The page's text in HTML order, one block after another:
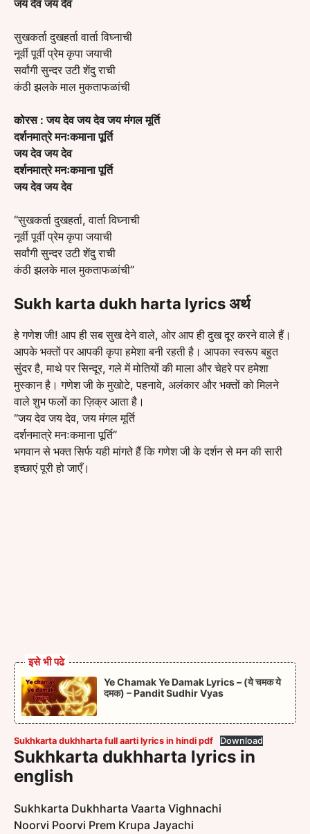
जय देव जय देव
सुखकर्ता दुखहर्ता वार्ता विघ्नाची
नूर्वी पूर्वी प्रेम कृपा जयाची
सर्वांगी सुन्दर उटी शेंदु राची
कंठी झलके माल मुकताफळांची
कोरस : जय देव जय देव जय मंगल मूर्ति
दर्शनमात्रे मनःकमाना पूर्ति
जय देव जय देव
दर्शनमात्रे मनःकमाना पूर्ति
जय देव जय देव
“सुखकर्ता दुखहर्ता, वार्ता विघ्नाची
नूर्वी पूर्वी प्रेम कृपा जयाची
सर्वांगी सुन्दर उटी शेंदु राची
कंठी झलके माल मुकताफळांची”
Sukh karta dukh harta lyrics अर्थ
हे गणेश जी! आप ही सब सुख देने वाले, ओर आप ही दुख दूर करने वाले हैं।
आपके भक्तों पर आपकी कृपा हमेशा बनी रहती है। आपका स्वरूप बहुत
सुंदर है, माथे पर सिन्दूर, गले में मोतियों की माला और चेहरे पर हमेशा
मुस्कान है। गणेश जी के मुखोटे, पहनावे, अलंकार और भक्तों को मिलने
वाले शुभ फलों का ज़िक्र आता है।
“जय देव जय देव, जय मंगल मूर्ति
दर्शनमात्रे मनःकमाना पूर्ति”
भगवान से भक्त सिर्फ यही मांगते हैं कि गणेश जी के दर्शन से मन की सारी
इच्छाएं पूरी हो जाएँ।
इसे भी पढे
Ye Chamak Ye Damak Lyrics – (ये चमक ये
दमक) – Pandit Sudhir Vyas
Sukhkarta dukhharta full aarti lyrics in hindi pdf Download
Sukhkarta dukhharta lyrics in
english
Sukhkarta Dukhharta Vaarta Vighnachi
Noorvi Poorvi Prem Krupa Jayachi